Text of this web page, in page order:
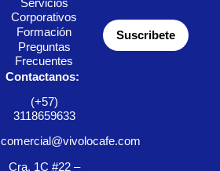
Suscribete
Corporativos
Formación
Preguntas
Frecuentes
Contactanos:
(+57)
3118659633
comercial@vivolocafe.com
Cra. 1C #22 –